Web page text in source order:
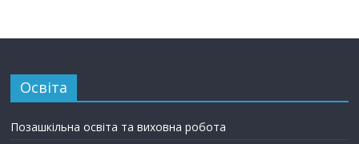
Освіта
Позашкільна освіта та виховна робота